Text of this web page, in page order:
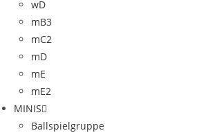
wD
mB3
mC2
mD
mE
mE2
MINIS
Ballspielgruppe